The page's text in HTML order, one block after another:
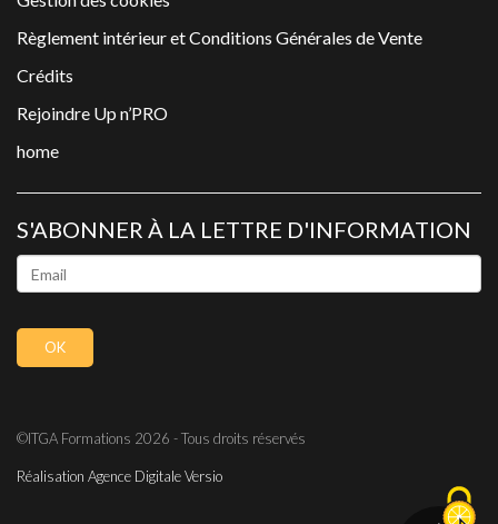
Règlement intérieur et Conditions Générales de Vente
Crédits
Rejoindre Up n’PRO
home
S'ABONNER À LA LETTRE D'INFORMATION
©ITGA Formations 2026 - Tous droits réservés
Réalisation Agence Digitale Versio